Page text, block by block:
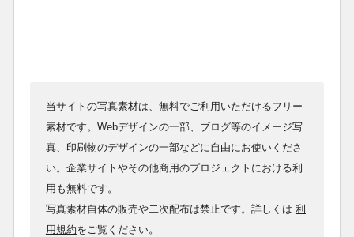
当サイトの写真素材は、無料でご利用いただけるフリー
素材です。Webデザインの一部、ブログ等のイメージ写
真、印刷物のデザインの一部などに自由にお使いくださ
い。企業サイトやその他商用のプロジェクトにおける利
用も無料です。
写真素材自体の販売や二次配布は禁止です。詳しくは 利
用規約をご覧ください。